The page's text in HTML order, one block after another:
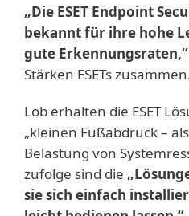
„Die ESET Endpoint
bekannt für ihre hohe
gute Erkennungsraten,“
Stärken ESETs
Lob erhalten die ESET
„kleinen Fußabdruck –
Belastung von
zufolge sind die
sie sich einfach